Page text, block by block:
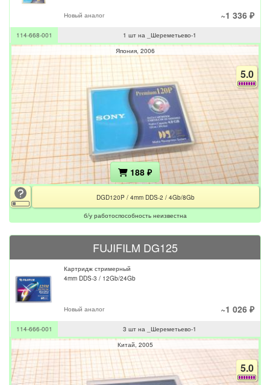
Новый аналог ~1 336 ₽
114-668-001
1 шт на _Шереметьево-1
Япония 2006
5.0
188 ₽
DGD120P / 4mm DDS-2 / 4Gb/8Gb
б/у работоспособность неизвестна
FUJIFILM DG125
Картридж стримерный
4mm DDS-3 / 12Gb/24Gb
Новый аналог ~1 026 ₽
114-666-001
3 шт на _Шереметьево-1
Китай 2005
5.0